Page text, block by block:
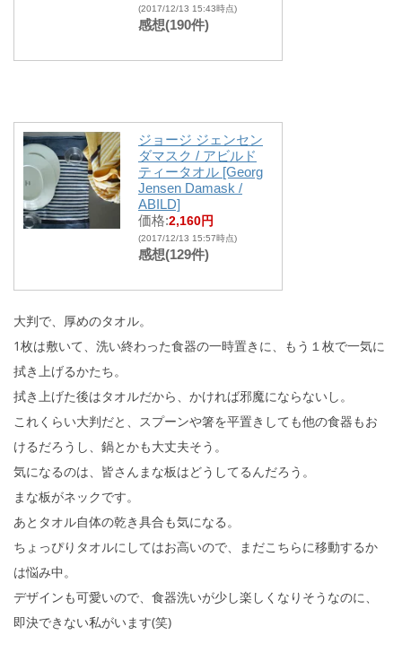
(2017/12/13 15:43時点)
感想(190件)
ジョージ ジェンセン
ダマスク / アビルド
ティータオル [Georg
Jensen Damask /
ABILD]
価格:2,160円
(2017/12/13 15:57時点)
感想(129件)
大判で、厚めのタオル。
1枚は敷いて、洗い終わった食器の一時置きに、もう１枚で一気に
拭き上げるかたち。
拭き上げた後はタオルだから、かければ邪魔にならないし。
これくらい大判だと、スプーンや箸を平置きしても他の食器もお
けるだろうし、鍋とかも大丈夫そう。
気になるのは、皆さんまな板はどうしてるんだろう。
まな板がネックです。
あとタオル自体の乾き具合も気になる。
ちょっぴりタオルにしてはお高いので、まだこちらに移動するか
は悩み中。
デザインも可愛いので、食器洗いが少し楽しくなりそうなのに、
即決できない私がいます(笑)